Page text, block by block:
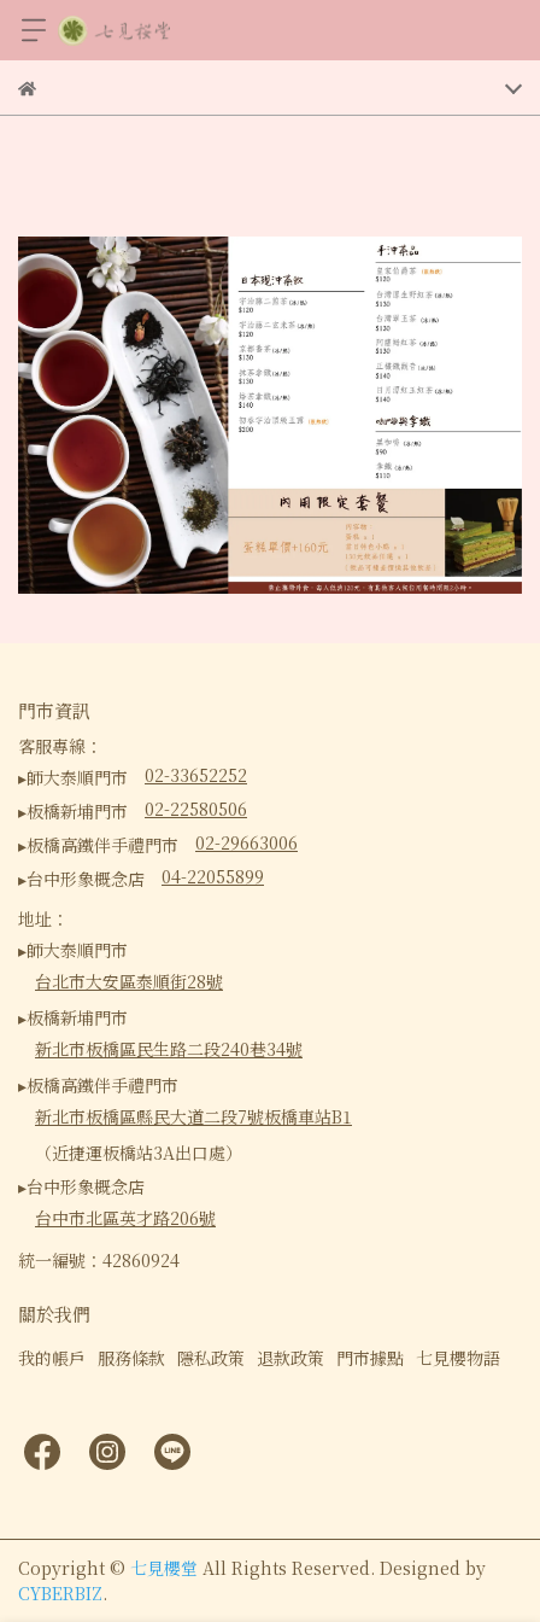
門市資訊
客服專線：
▸師大泰順門市 02-33652252
▸板橋新埔門市 02-22580506
▸板橋高鐵伴手禮門市 02-29663006
▸台中形象概念店 04-22055899
地址：
▸師大泰順門市
台北市大安區泰順街28號
▸板橋新埔門市
新北市板橋區民生路二段240巷34號
▸板橋高鐵伴手禮門市
新北市板橋區縣民大道二段7號板橋車站B1
（近捷運板橋站3A出口處）
▸台中形象概念店
台中市北區英才路206號
統一編號：42860924
關於我們
我的帳戶 服務條款 隱私政策 退款政策 門市據點 七見櫻物語
Copyright © 七見櫻堂 All Rights Reserved. Designed by
CYBERBIZ.